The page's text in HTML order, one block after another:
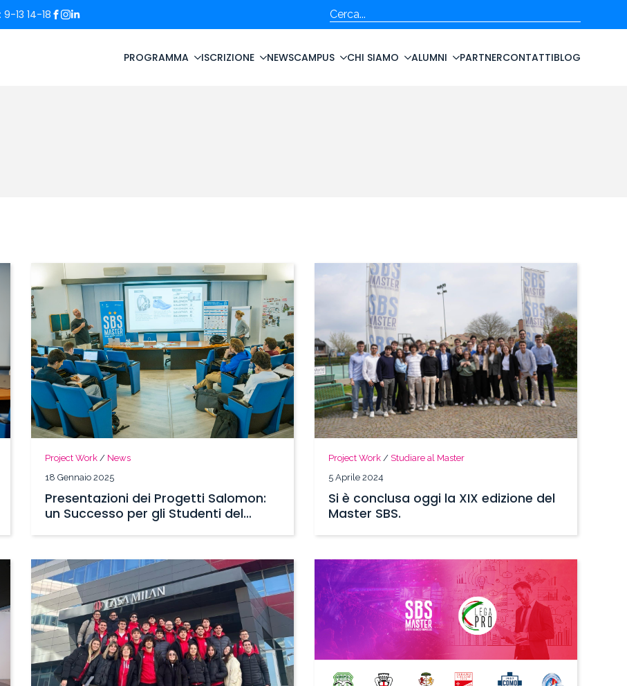
13 14-18 Cerca
PROGRAMMA ISCRIZIONE NEWSCAMPUS CHI SIAMO ALUMNI PARTNERCONTATTIBLOG
Project Work / News
18 Gennaio 2025
Presentazioni dei Progetti Salomon:
un Successo per gli Studenti del
Project Work/ Studiare al Master
5 Aprile 2024
Si è conclusa oggi la XIX edizione del
Master SBS.